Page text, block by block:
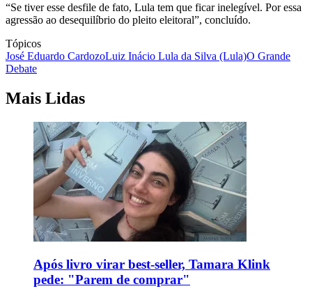
“Se tiver esse desfile de fato, Lula tem que ficar inelegível. Por essa
agressão ao desequilíbrio do pleito eleitoral”, concluído.
Tópicos
José Eduardo CardozoLuiz Inácio Lula da Silva (Lula)O Grande
Debate
Mais Lidas
Após livro virar best-seller, Tamara Klink
pede: "Parem de comprar"